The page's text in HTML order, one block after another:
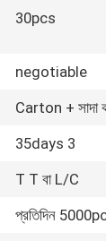
30pcs
negotiable
Carton + সাদা
35days 3
T T বা L/C
প্রতিদিন